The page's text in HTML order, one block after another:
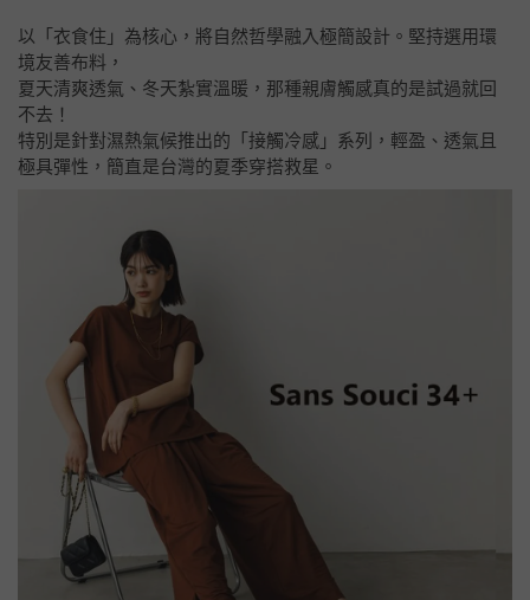
以「衣食住」為核心，將自然哲學融入極簡設計。堅持選用環
境友善布料，
夏天清爽透氣、冬天紮實溫暖，那種親膚觸感真的是試過就回
不去！
特別是針對濕熱氣候推出的「接觸冷感」系列，輕盈、透氣且
極具彈性，簡直是台灣的夏季穿搭救星。